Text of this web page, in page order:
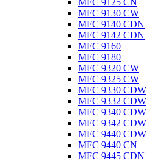
MFC 9130 CW
MFC 9140 CDN
MFC 9142 CDN
MFC 9160
MFC 9180
MFC 9320 CW
MFC 9325 CW
MFC 9330 CDW
MFC 9332 CDW
MFC 9340 CDW
MFC 9342 CDW
MFC 9440 CDW
MFC 9440 CN
MFC 9445 CDN